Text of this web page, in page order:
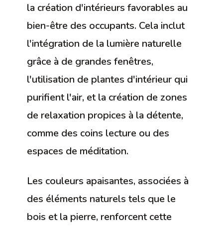
la création d'intérieurs favorables au
bien-être des occupants. Cela inclut
l'intégration de la lumière naturelle
grâce à de grandes fenêtres,
l'utilisation de plantes d'intérieur qui
purifient l'air, et la création de zones
de relaxation propices à la détente,
comme des coins lecture ou des
espaces de méditation.
Les couleurs apaisantes, associées à
des éléments naturels tels que le
bois et la pierre, renforcent cette